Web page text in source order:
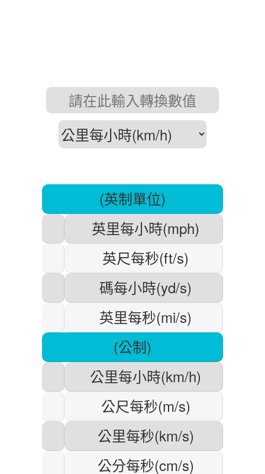
(英制單位)
英里每小時(mph)
英尺每秒(ft/s)
碼每小時(yd/s)
英里每秒(mi/s)
(公制)
公里每小時(km/h)
公尺每秒(m/s)
公里每秒(km/s)
公分每秒(cm/s)